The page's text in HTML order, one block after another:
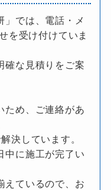
」では、電話・メ
を受け付けていま
確な見積りをご案
ため、ご連絡があ
決しています。
中に施工が完了い
えているので、お